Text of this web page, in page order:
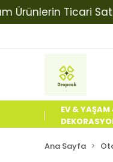
Ticari Satış
EV & YAŞAM
Ana Sayfa